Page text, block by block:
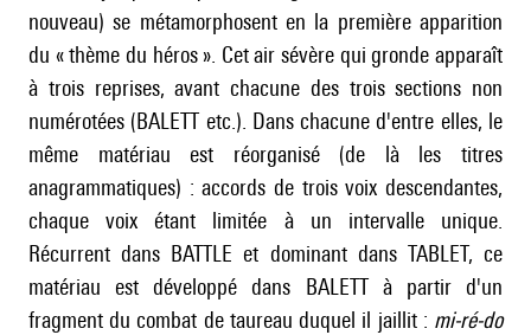
nouveau) se métamorphosent en la première apparition
du « thème du héros ». Cet air sévère qui gronde apparaît
à trois reprises, avant chacune des trois sections non
numérotées (BALETT etc.). Dans chacune d'entre elles, le
même matériau est réorganisé (de là les titres
anagrammatiques) : accords de trois voix descendantes,
chaque voix étant limitée à un intervalle unique.
Récurrent dans BATTLE et dominant dans TABLET, ce
matériau est développé dans BALETT à partir d'un
fragment du combat de taureau duquel il jaillit : mi-ré-do